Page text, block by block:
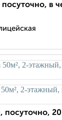
в